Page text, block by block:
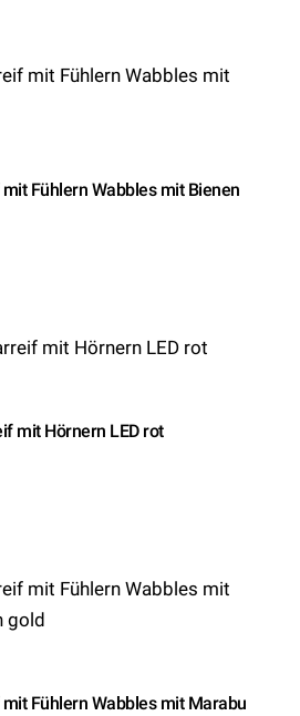
Fühlern Wabbles mit Bienen
mit Hörnern LED rot
Fühlern Wabbles mit Marabu